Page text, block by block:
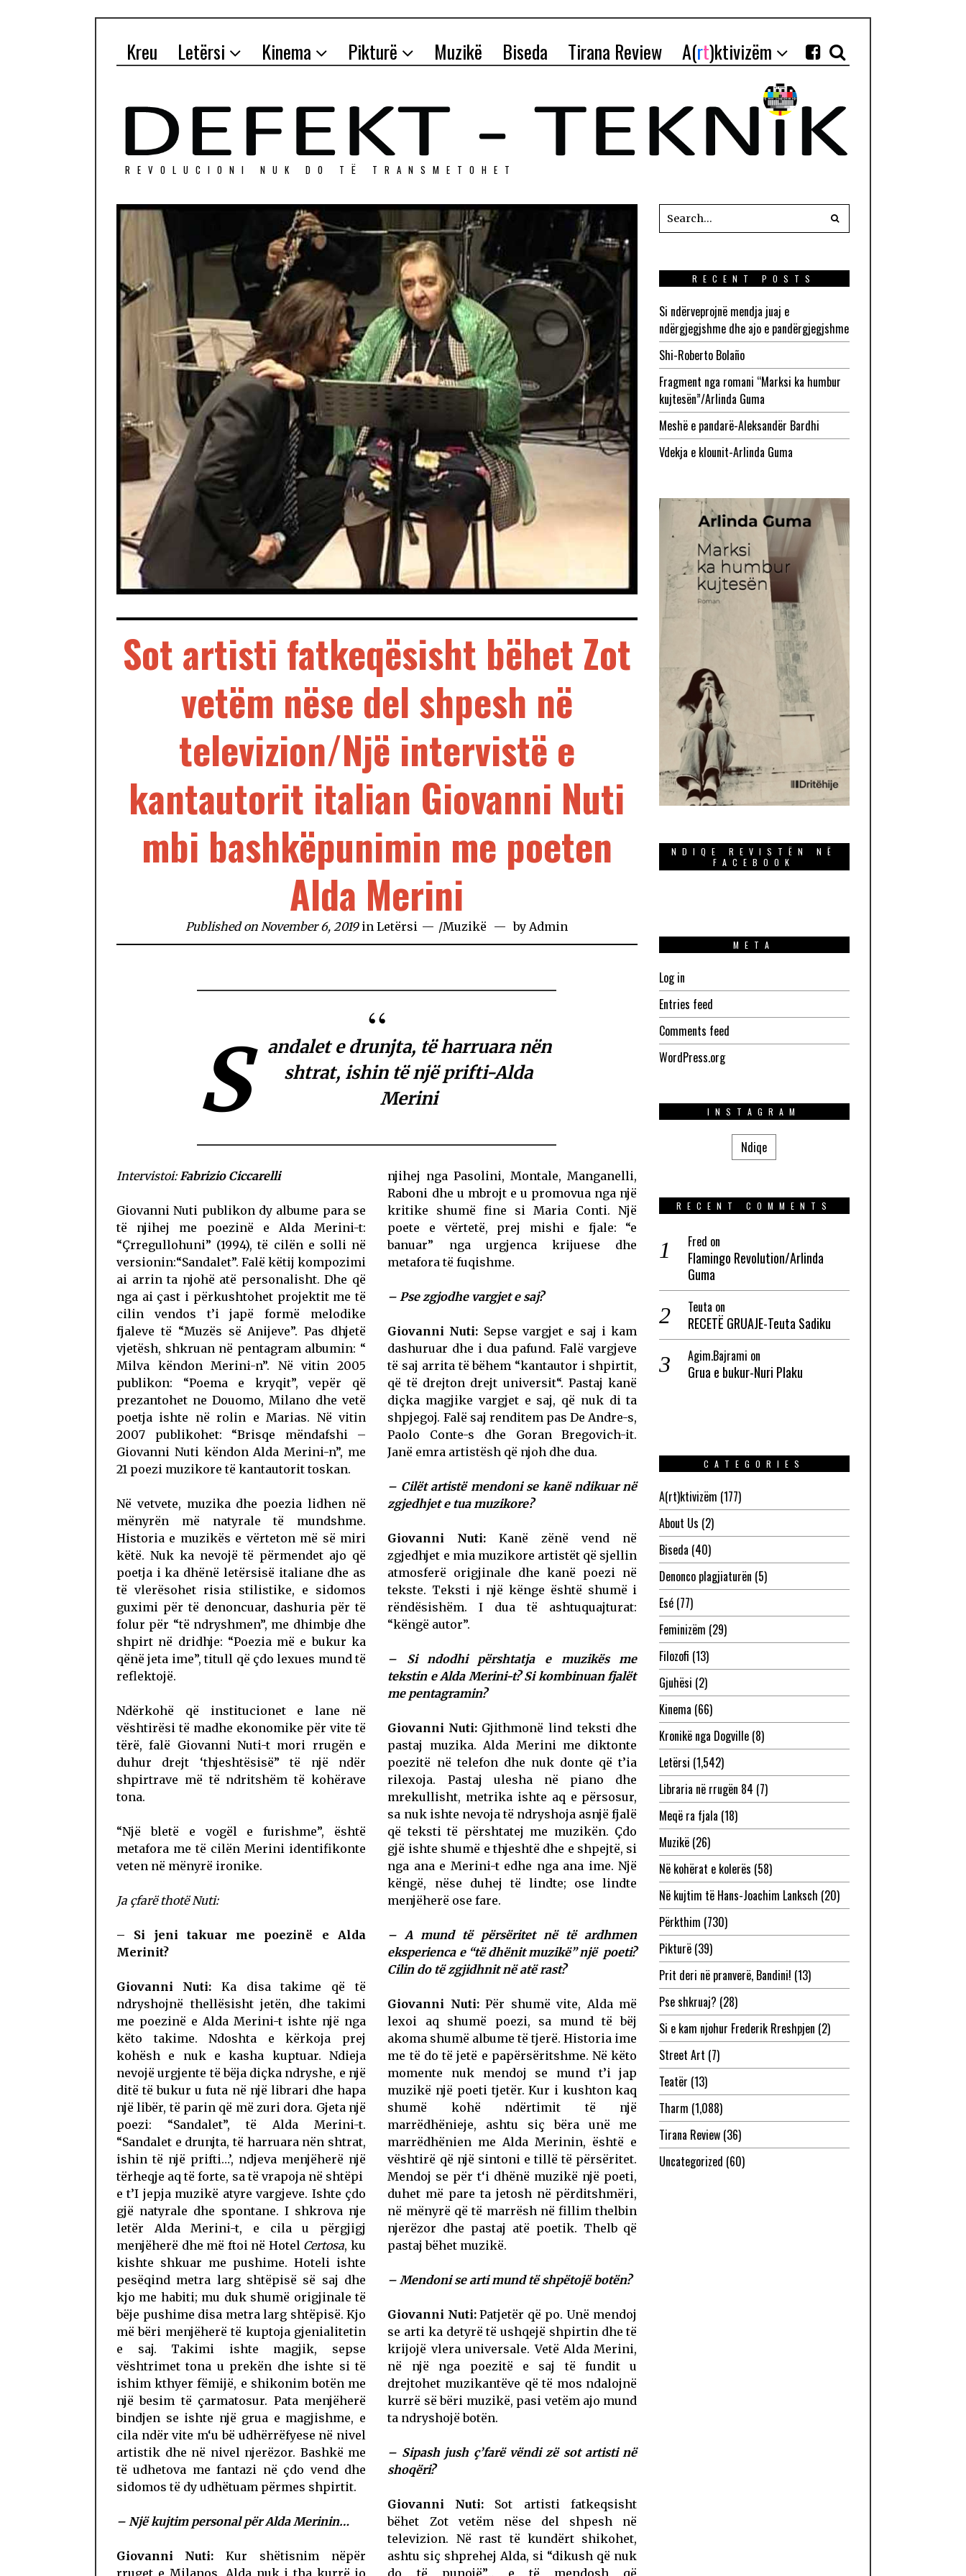
Kreu Letërsi Kinema Pikturë Muzikë Biseda Tirana Review A(rt)ktivizëm
REVOLUCIONI NUK DO TЁ TRANSMETOHET
Sot artisti fatkeqësisht bëhet Zot
vetëm nëse del shpesh në
televizion/Një intervistë e
kantautorit italian Giovanni Nuti
mbi bashkëpunimin me poeten
Alda Merini
Published on November 6, 2019 inLetërsi /Muzikë byAdmin
S
andalet e drunjta, të harruara nën
shtrat, ishin të një prifti-Alda
Merini
Intervistoi:Fabrizio Ciccarelli
Giovanni Nuti publikon dy albume para se
të njihej me poezinë e Alda Merini-t:
“Çrregullohuni” (1994), të cilën e solli në
versionin:“Sandalet”. Falë këtij kompozimi
ai arrin ta njohë atë personalisht. Dhe që
nga ai çast i përkushtohet projektit me të
cilin vendos t’i japë formë melodike
fjaleve të “Muzës së Anijeve”. Pas dhjetë
vjetësh, shkruan në pentagram albumin: “
Milva këndon Merini-n”. Në vitin 2005
publikon: “Poema e kryqit”, vepër që
prezantohet ne Douomo, Milano dhe vetë
poetja ishte në rolin e Marias. Në vitin
2007 publikohet: “Brisqe mëndafshi –
Giovanni Nuti këndon Alda Merini-n”, me
21 poezi muzikore të kantautorit toskan.
Në vetvete, muzika dhe poezia lidhen në
mënyrën më natyrale të mundshme.
Historia e muzikës e vërteton më së miri
këtë. Nuk ka nevojë të përmendet ajo që
poetja i ka dhënë letërsisë italiane dhe as
të vlerësohet risia stilistike, e sidomos
guximi për të denoncuar, dashuria për të
folur për “të ndryshmen”, me dhimbje dhe
shpirt në dridhje: “Poezia më e bukur ka
qënë jeta ime”, titull që çdo lexues mund të
reflektojë.
Ndërkohë që institucionet e lane në
vështirësi të madhe ekonomike për vite të
tërë, falë Giovanni Nuti-t mori rrugën e
duhur drejt ‘thjeshtësisë” të një ndër
shpirtrave më të ndritshëm të kohërave
tona.
“Një bletë e vogël e furishme”, është
metafora me të cilën Merini identifikonte
veten në mënyrë ironike.
Ja çfarë thotë Nuti:
– Si jeni takuar me poezinë e Alda
Merinit?
Giovanni Nuti: Ka disa takime që të
ndryshojnë thellësisht jetën, dhe takimi
me poezinë e Alda Merini-t ishte një nga
këto takime. Ndoshta e kërkoja prej
kohësh e nuk e kasha kuptuar. Ndieja
nevojë urgjente të bëja diçka ndryshe, e një
ditë të bukur u futa në një librari dhe hapa
një libër, të parin që më zuri dora. Gjeta një
poezi: “Sandalet”, të Alda Merini-t.
“Sandalet e drunjta, të harruara nën shtrat,
ishin të një prifti…’, ndjeva menjëherë një
tërheqje aq të forte, sa të vrapoja në shtëpi
e t’I jepja muzikë atyre vargjeve. Ishte çdo
gjë natyrale dhe spontane. I shkrova nje
letër Alda Merini-t, e cila u përgjigj
menjëherë dhe më ftoi në Hotel Certosa, ku
kishte shkuar me pushime. Hoteli ishte
pesëqind metra larg shtëpisë së saj dhe
kjo me habiti; mu duk shumë origjinale të
bëje pushime disa metra larg shtëpisë. Kjo
më bëri menjëherë të kuptoja gjenialitetin
e saj. Takimi ishte magjik, sepse
vështrimet tona u prekën dhe ishte si të
ishim kthyer fëmijë, e shikonim botën me
një besim të çarmatosur. Pata menjëherë
bindjen se ishte një grua e magjishme, e
cila ndër vite m‘u bë udhërrëfyese në nivel
artistik dhe në nivel njerëzor. Bashkë me
të udhetova me fantazi në çdo vend dhe
sidomos të dy udhëtuam përmes shpirtit.
– Një kujtim personal për Alda Merinin…
Giovanni Nuti: Kur shëtisnim nëpër
njihej nga Pasolini, Montale, Manganelli,
Raboni dhe u mbrojt e u promovua nga një
kritike shumë fine si Maria Conti. Një
poete e vërtetë, prej mishi e fjale: “e
banuar” nga urgjenca krijuese dhe
metafora të fuqishme.
– Pse zgjodhe vargjet e saj?
Giovanni Nuti: Sepse vargjet e saj i kam
dashuruar dhe i dua pafund. Falë vargjeve
të saj arrita të bëhem “kantautor i shpirtit,
që të drejton drejt universit“. Pastaj kanë
diçka magjike vargjet e saj, që nuk di ta
shpjegoj. Falë saj renditem pas De Andre-s,
Paolo Conte-s dhe Goran Bregovich-it.
Janë emra artistësh që njoh dhe dua.
– Cilët artistë mendoni se kanë ndikuar në
zgjedhjet e tua muzikore?
Giovanni Nuti:Kanë zënë vend në
zgjedhjet e mia muzikore artistët që sjellin
atmosferë origjinale dhe kanë poezi në
tekste. Teksti i një kënge është shumë i
rëndësishëm. I dua të ashtuquajturat:
“këngë autor”.
– Si ndodhi përshtatja e muzikës me
tekstin e Alda Merini-t? Si kombinuan fjalët
me pentagramin?
Giovanni Nuti: Gjithmonë lind teksti dhe
pastaj muzika. Alda Merini me diktonte
poezitë në telefon dhe nuk donte që t’ia
rilexoja. Pastaj ulesha në piano dhe
mrekullisht, metrika ishte aq e përsosur,
sa nuk ishte nevoja të ndryshoja asnjë fjalë
që teksti të përshtatej me muzikën. Çdo
gjë ishte shumë e thjeshtë dhe e shpejtë, si
nga ana e Merini-t edhe nga ana ime. Një
këngë, nëse duhej të lindte; ose lindte
menjëherë ose fare.
– A mund të përsëritet në të ardhmen
eksperienca e “të dhënit muzikë” një poeti?
Cilin do të zgjidhnit në atë rast?
Giovanni Nuti:Për shumë vite, Alda më
lexoi aq shumë poezi, sa mund të bëj
akoma shumë albume të tjerë. Historia ime
me të do të jetë e papërsëritshme. Në këto
momente nuk mendoj se mund t’i jap
muzikë një poeti tjetër. Kur i kushton kaq
shumë kohë ndërtimit të një
marrëdhënieje, ashtu siç bëra unë me
marrëdhënien me Alda Merinin, është e
vështirë që një sintoni e tillë të përsëritet.
Mendoj se për t‘i dhënë muzikë një poeti,
duhet më pare ta jetosh në përditshmëri,
në mënyrë që të marrësh në fillim thelbin
njerëzor dhe pastaj atë poetik. Thelb që
pastaj bëhet muzikë.
– Mendoni se arti mund të shpëtojë botën?
Giovanni Nuti:Patjetër që po. Unë mendoj
se arti ka detyrë të ushqejë shpirtin dhe të
krijojë vlera universale. Vetë Alda Merini,
në një nga poezitë e saj të fundit u
drejtohet muzikantëve që të mos ndalojnë
kurrë së bëri muzikë, pasi vetëm ajo mund
ta ndryshojë botën.
– Sipash jush ç’farë vëndi zë sot artisti në
shoqëri?
Giovanni Nuti: Sot artisti fatkeqsisht
bëhet Zot vetëm nëse del shpesh në
televizion. Në rast të kundërt shikohet,
ashtu siç shprehej Alda, si “dikush që nuk
RECENT POSTS
Si ndërveprojnë mendja juaj e
ndërgjegjshme dhe ajo e pandërgjegjshme
Shi-Roberto Bolaño
Fragment nga romani “Marksi ka humbur
kujtesën”/Arlinda Guma
Meshë e pandarë-Aleksandër Bardhi
Vdekja e klounit-Arlinda Guma
NDIQE REVISTËN NË
FACEBOOK
META
Log in
Entries feed
Comments feed
WordPress.org
INSTAGRAM
Ndiqe
RECENT COMMENTS
Fred on
Flamingo Revolution/Arlinda
Guma
Teuta on
RECETË GRUAJE-Teuta Sadiku
Agim.Bajrami on
Grua e bukur-Nuri Plaku
CATEGORIES
A(rt)ktivizëm (177)
About Us (2)
Biseda (40)
Denonco plagjiaturën (5)
Esé(77)
Feminizëm (29)
Filozofi (13)
Gjuhësi (2)
Kinema (66)
Kronikë nga Dogville(8)
Letërsi (1,542)
Libraria në rrugën 84 (7)
Meqë ra fjala (18)
Muzikë(26)
Në kohërat e kolerës (58)
Në kujtim të Hans-Joachim Lanksch (20)
Përkthim (730)
Pikturë(39)
Prit deri në pranverë, Bandini! (13)
Pse shkruaj? (28)
Si e kam njohur Frederik Rreshpjen (2)
Street Art (7)
Teatër (13)
Tharm (1,088)
Tirana Review(36)
Uncategorized (60)